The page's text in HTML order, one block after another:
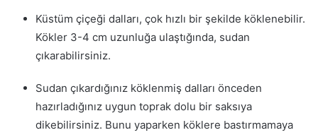
Küstüm çiçeği dalları, çok hızlı bir şekilde köklenebilir.
Kökler 3-4 cm uzunluğa ulaştığında, sudan
çıkarabilirsiniz.
Sudan çıkardığınız köklenmiş dalları önceden
hazırladığınız uygun toprak dolu bir saksıya
dikebilirsiniz. Bunu yaparken köklere bastırmamaya